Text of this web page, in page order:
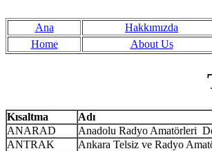
Ana Hakkımızda
Home
About Us
Kısaltma Adı
ANARAD
Anadolu Radyo Amatörleri
ANTRAK
Ankara Telsiz ve Radyo